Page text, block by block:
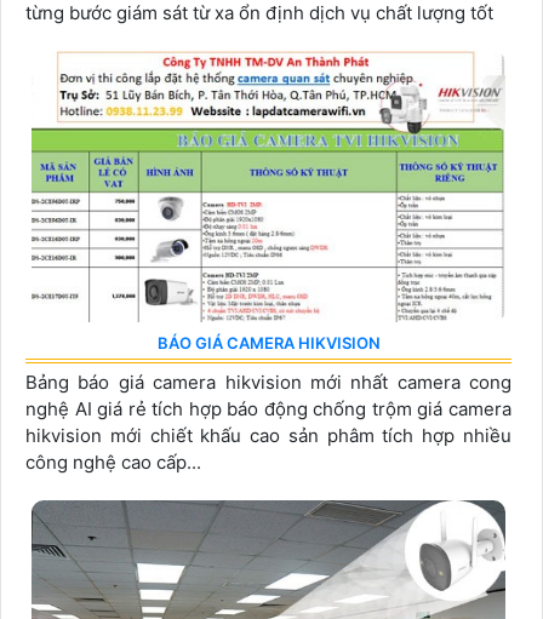
từng bước giám sát từ xa ổn định dịch vụ chất lượng tốt
BÁO GIÁ CAMERA HIKVISION
Bảng báo giá camera hikvision mới nhất camera cong
nghệ AI giá rẻ tích hợp báo động chống trộm giá camera
hikvision mới chiết khấu cao sản phâm tích hợp nhiều
công nghệ cao cấp...